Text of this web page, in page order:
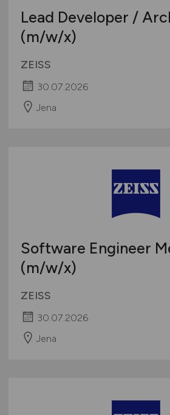
Lead Developer /
(m/w/x)
ZEISS
30.07.2026
Jena
Software Engineer
(m/w/x)
ZEISS
30.07.2026
Jena